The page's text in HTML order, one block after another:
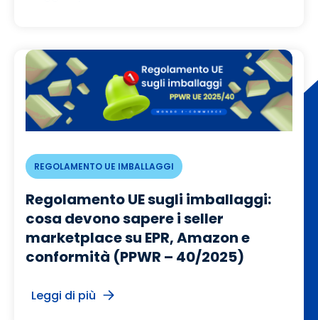
REGOLAMENTO UE IMBALLAGGI
Regolamento UE sugli imballaggi:
cosa devono sapere i seller
marketplace su EPR, Amazon e
conformità (PPWR – 40/2025)
Leggi di più